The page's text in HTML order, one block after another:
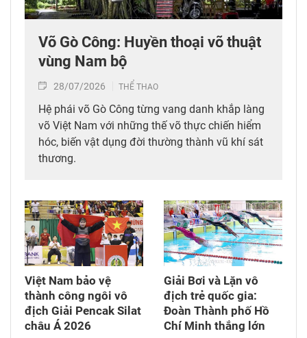
Võ Gò Công: Huyền thoại võ thuật
vùng Nam bộ
28/07/2026 THỂ THAO
Hệ phái võ Gò Công từng vang danh khắp làng
võ Việt Nam với những thế võ thực chiến hiểm
hóc, biến vật dụng đời thường thành vũ khí sát
thương.
Việt Nam bảo vệ
thành công ngôi vô
địch Giải Pencak Silat
châu Á 2026​
Giải Bơi và Lặn vô
địch trẻ quốc gia:
Đoàn Thành phố Hồ
Chí Minh thắng lớn